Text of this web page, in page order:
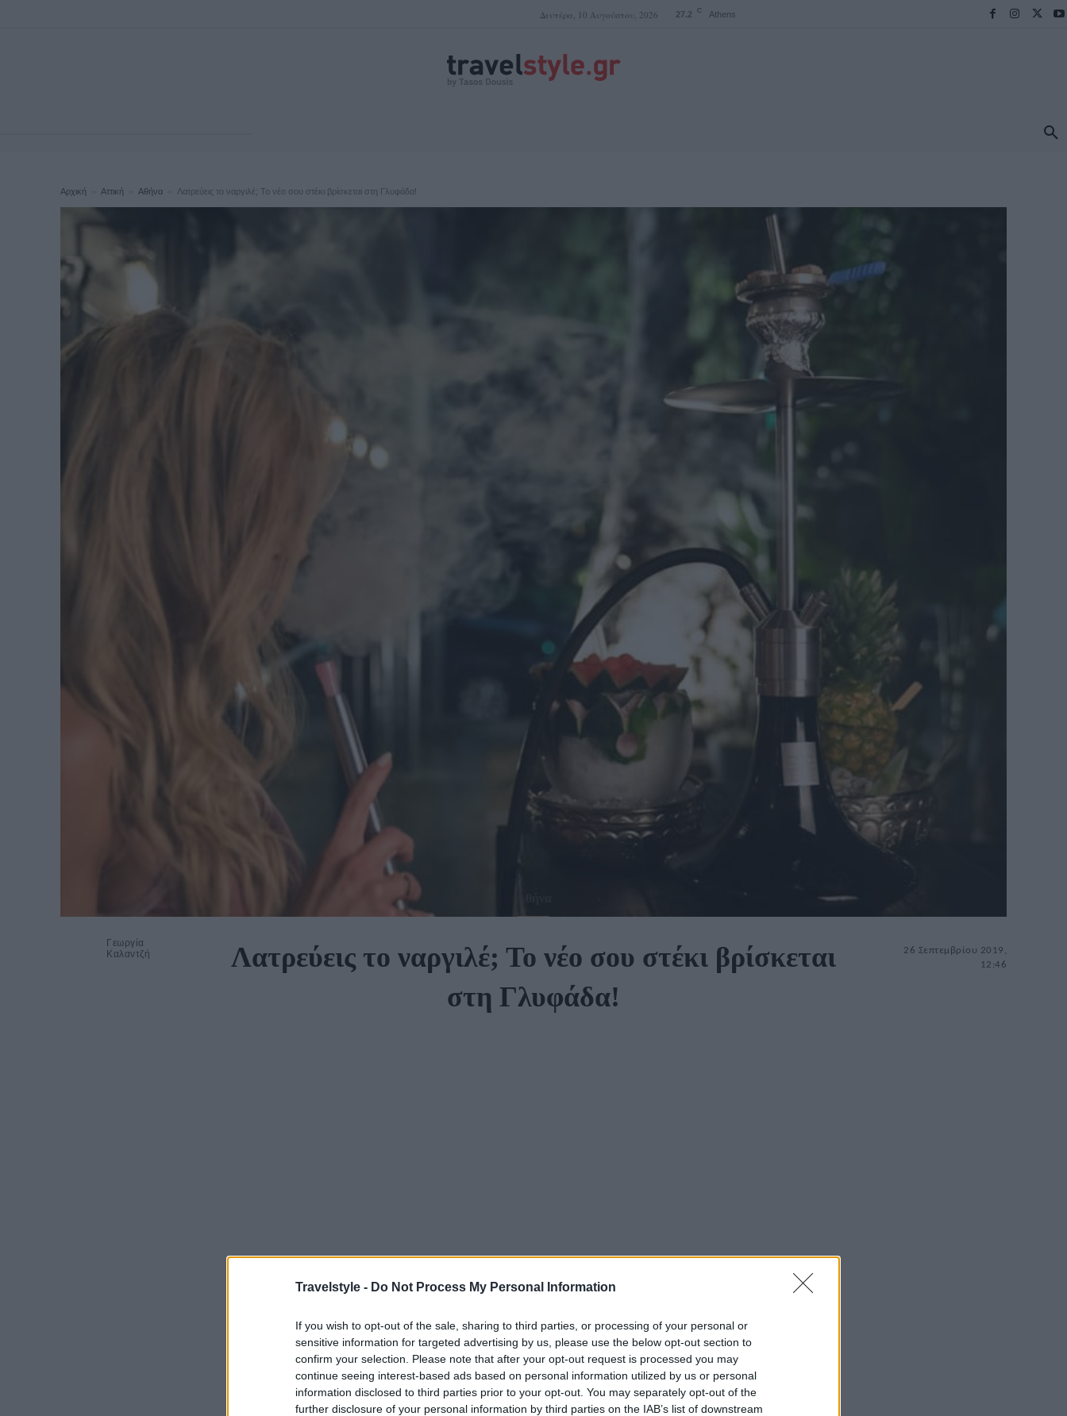
Travelstyle - Do Not Process My Personal Information
If you wish to opt-out of the sale, sharing to third parties, or processing of your personal or
sensitive information for targeted advertising by us, please use the below opt-out section to
confirm your selection. Please note that after your opt-out request is processed you may
continue seeing interest-based ads based on personal information utilized by us or personal
information disclosed to third parties prior to your opt-out. You may separately opt-out of the
further disclosure of your personal information by third parties on the IAB’s list of downstream
Δευτέρα, 10 Αυγούστου, 2026 27.2 C Athens
Αρχική Αττική Αθήνα Λατρεύεις το ναργιλέ; Το νέο σου στέκι βρίσκεται στη Γλυφάδα!
Γεωργία
Καλαντζή
Λατρεύεις το ναργιλέ; Το νέο σου στέκι βρίσκεται
στη Γλυφάδα!
26 Σεπτεμβρίου 2019,
12:46